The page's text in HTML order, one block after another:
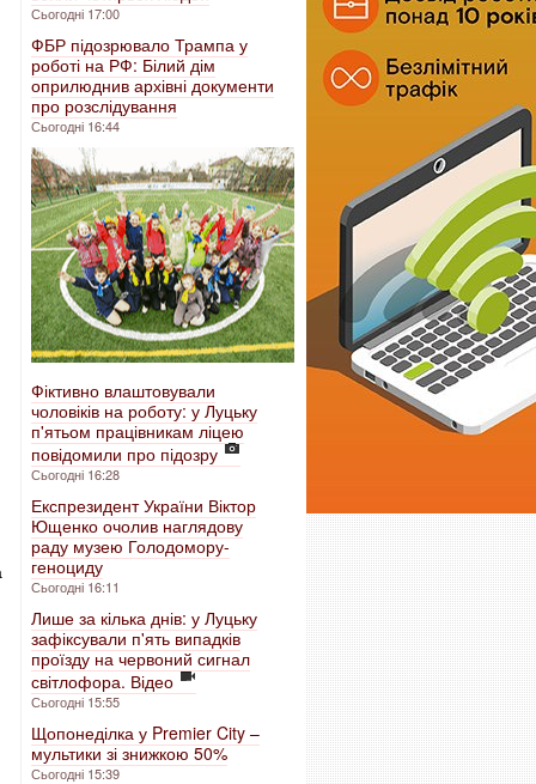
Сьогодні 17:00
ФБР підозрювало Трампа у
роботі на РФ: Білий дім
оприлюднив архівні документи
про розслідування
Сьогодні 16:44
Фіктивно влаштовували
чоловіків на роботу: у Луцьку
п'ятьом працівникам ліцею
повідомили про підозру
Сьогодні 16:28
Експрезидент України Віктор
Ющенко очолив наглядову
раду музею Голодомору-
геноциду
Сьогодні 16:11
Лише за кілька днів: у Луцьку
зафіксували п'ять випадків
проїзду на червоний сигнал
світлофора. Відео
Сьогодні 15:55
Щопонеділка у Premier City –
мультики зі знижкою 50%
Сьогодні 15:39